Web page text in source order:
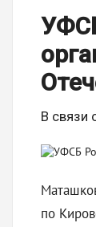
В связи
по